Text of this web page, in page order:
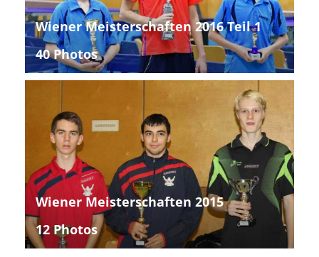
Wiener Meisterschaften 2016 Teil 1
40 Photos
Wiener Meisterschaften 2015
12 Photos